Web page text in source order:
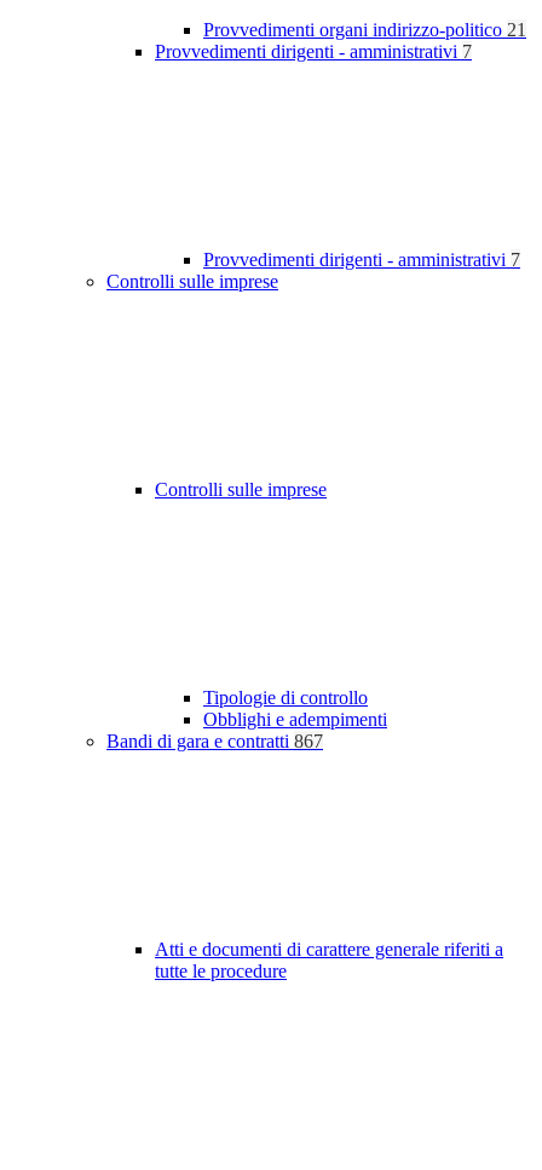
Provvedimenti organi indirizzo-politico 21
Provvedimenti dirigenti - amministrativi 7
Provvedimenti dirigenti - amministrativi 7
Controlli sulle imprese
Controlli sulle imprese
Tipologie di controllo
Obblighi e adempimenti
Bandi di gara e contratti 867
Atti e documenti di carattere generale riferiti a
tutte le procedure